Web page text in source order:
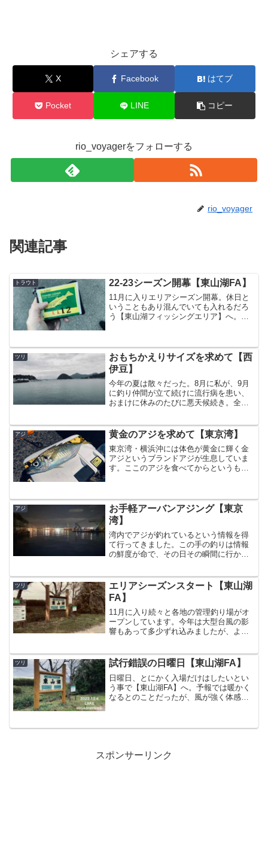
シェアする
X Facebook はてブ
Pocket LINE コピー
rio_voyagerをフォローする
rio_voyager
関連記事
トラウト 22-23シーズン開幕【東山湖FA】
11月に入りエリアシーズン開幕。休日と
いうこともあり混んでいても入れるだろ
う【東山湖フィッシングエリア】へ。到
ング人気に火が点いたとは聞いていたが
まさかここまでとは。...
ツリ
おもちかえりサイズを求めて【西
伊豆】
今年の夏は散々だった。8月に私が、9月
に釣り仲間が立て続けに流行病を患い、
おまけに休みのたびに悪天候続き。全く
ギングや近年のマイブームであるロック
フィッシュゲームが楽し...
アジ 黄金のアジを求めて【東京湾】
東京湾・横浜沖には体色が黄金に輝く金
アジというブランドアジが生息していま
す。ここのアジを食べてからというもの
という感じで、11月とい...
アジ
お手軽アーバンアジング【東京
湾】
湾内でアジが釣れているという情報を得
て行ってきました。この手の釣りは情報
の鮮度が命で、その日その瞬間に行かな
く、そういう経験からも常に身軽でいる
ことの大切さを痛感するわ...
ツリ
エリアシーズンスタート【東山湖
FA】
11月に入り続々と各地の管理釣り場がオ
ープンしています。今年は大型台風の影
響もあって多少ずれ込みましたが、よう
場市にある【東山湖フィッシングエリ
ア】です。とにかく広くて...
ツリ 試行錯誤の日曜日【東山湖FA】
日曜日、とにかく入場だけはしたいとい
う事で【東山湖FA】へ。予報では暖かく
なるとのことだったが、風が強く体感温
スポンサーリンク